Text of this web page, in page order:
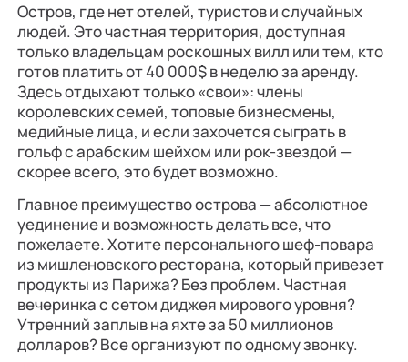
Остров, где нет отелей, туристов и случайных
людей. Это частная территория, доступная
только владельцам роскошных вилл или тем, кто
готов платить от 40 000$ в неделю за аренду.
Здесь отдыхают только «свои»: члены
королевских семей, топовые бизнесмены,
медийные лица, и если захочется сыграть в
гольф с арабским шейхом или рок-звездой —
скорее всего, это будет возможно.
Главное преимущество острова — абсолютное
уединение и возможность делать все, что
пожелаете. Хотите персонального шеф-повара
из мишленовского ресторана, который привезет
продукты из Парижа? Без проблем. Частная
вечеринка с сетом диджея мирового уровня?
Утренний заплыв на яхте за 50 миллионов
долларов? Все организуют по одному звонку.